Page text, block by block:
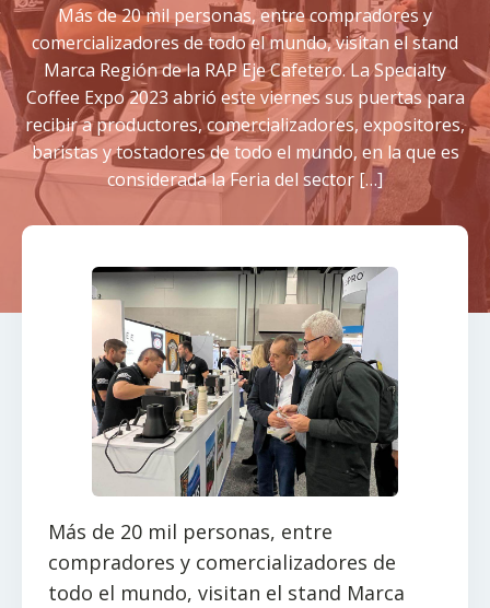
Más de 20 mil personas, entre compradores y
comercializadores de todo el mundo, visitan el stand
Marca Región de la RAP Eje Cafetero. La Specialty
Coffee Expo 2023 abrió este viernes sus puertas para
recibir a productores, comercializadores, expositores,
baristas y tostadores de todo el mundo, en la que es
considerada la Feria del sector […]
Más de 20 mil personas, entre
compradores y comercializadores de
todo el mundo, visitan el stand Marca